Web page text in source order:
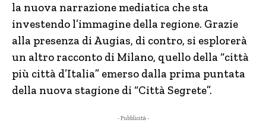
la nuova narrazione mediatica che sta
investendo l’immagine della regione. Grazie
alla presenza di Augias, di contro, si esplorerà
un altro racconto di Milano, quello della “città
più città d’Italia” emerso dalla prima puntata
della nuova stagione di “Città Segrete”.
- Pubblicità -